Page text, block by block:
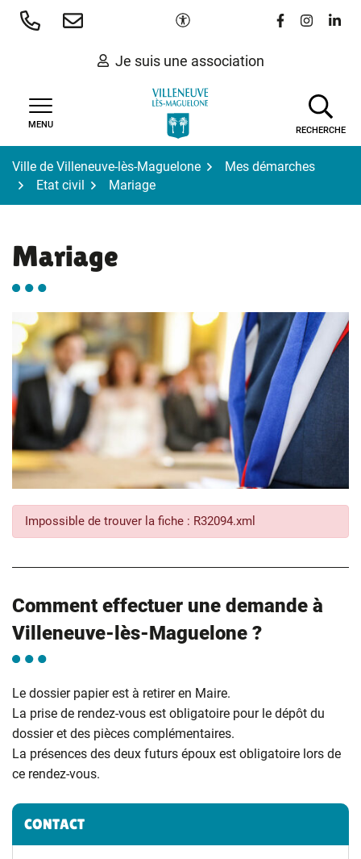
Aller
Paramètres d'accessibilité
Lien vers le
Lien vers
Lien
Je suis une association
MENU
RECHERCHE
Ville de Villeneuve-lès-Maguelone
Mes démarches
Etat civil
Mariage
Mariage
Impossible de trouver la fiche : R32094.xml
Comment effectuer une demande à
Villeneuve-lès-Maguelone ?
Le dossier papier est à retirer en Maire.
La prise de rendez-vous est obligatoire pour le dépôt du
dossier et des pièces complémentaires.
La présences des deux futurs époux est obligatoire lors de
ce rendez-vous.
Informations complémentaires
CONTACT